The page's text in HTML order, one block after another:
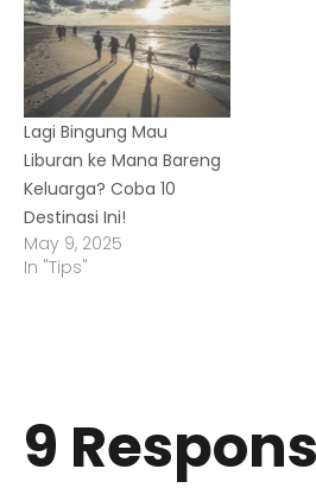
Lagi Bingung Mau
Liburan ke Mana Bareng
Keluarga? Coba 10
Destinasi Ini!
May 9, 2025
In "Tips"
9